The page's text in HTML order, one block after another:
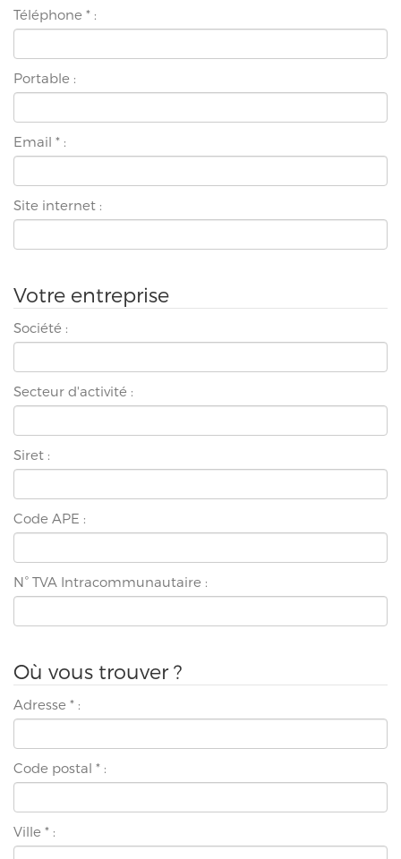
Téléphone * :
Portable :
Email * :
Site internet :
Votre entreprise
Société :
Secteur d'activité :
Siret :
Code APE :
N° TVA Intracommunautaire :
Où vous trouver ?
Adresse * :
Code postal * :
Ville * :